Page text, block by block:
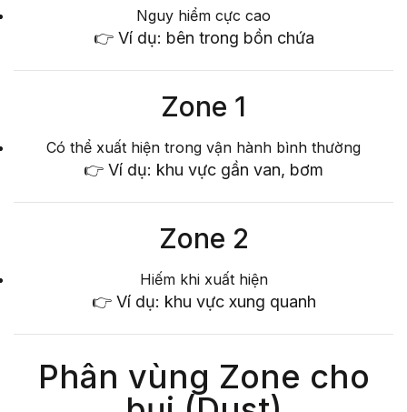
Nguy hiểm cực cao
👉 Ví dụ: bên trong bồn chứa
Zone 1
Có thể xuất hiện trong vận hành bình thường
👉 Ví dụ: khu vực gần van, bơm
Zone 2
Hiếm khi xuất hiện
👉 Ví dụ: khu vực xung quanh
Phân vùng Zone cho